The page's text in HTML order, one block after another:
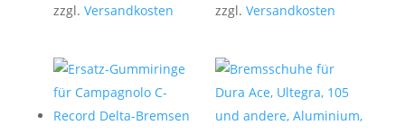
zzgl. Versandkosten zzgl. Versandkosten